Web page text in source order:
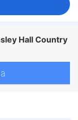
Hall Country